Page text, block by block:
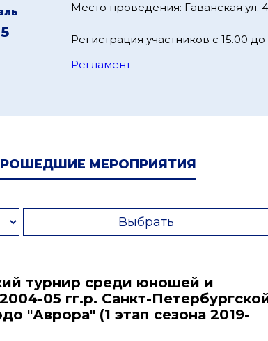
Место проведения: Гаванская ул.
Регистрация участников с 15.00 до
Регламент
МЕРОПРИЯТИЯ
Выбрать
турнир среди юношей и
05 гг.р. Санкт-
"Аврора" (1 этап сезона 2019-